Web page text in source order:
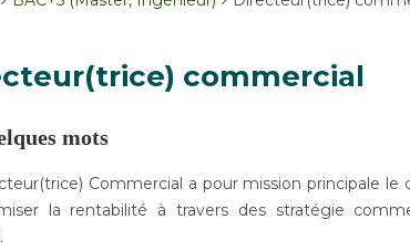
commercial
mots
Commercial a pour mission principale
la rentabilité à travers des stratégie